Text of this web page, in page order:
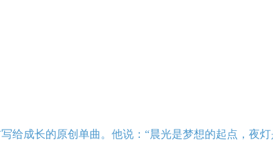
给成长的原创单曲。他说：“晨光是梦想的起点，夜